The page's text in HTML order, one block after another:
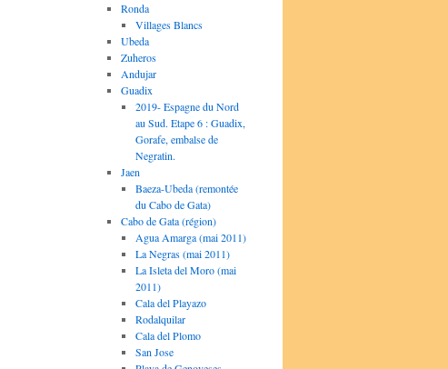
Ronda
Villages Blancs
Ubeda
Zuheros
Andujar
Guadix
2019- Espagne du Nord
au Sud. Etape 6 : Guadix,
Gorafe, embalse de
Negratin.
Jaen
Baeza-Ubeda (remontée
du Cabo de Gata)
Cabo de Gata (région)
Agua Amarga (mai 2011)
La Negras (mai 2011)
La Isleta del Moro (mai
2011)
Cala del Playazo
Rodalquilar
Cala del Plomo
San Jose